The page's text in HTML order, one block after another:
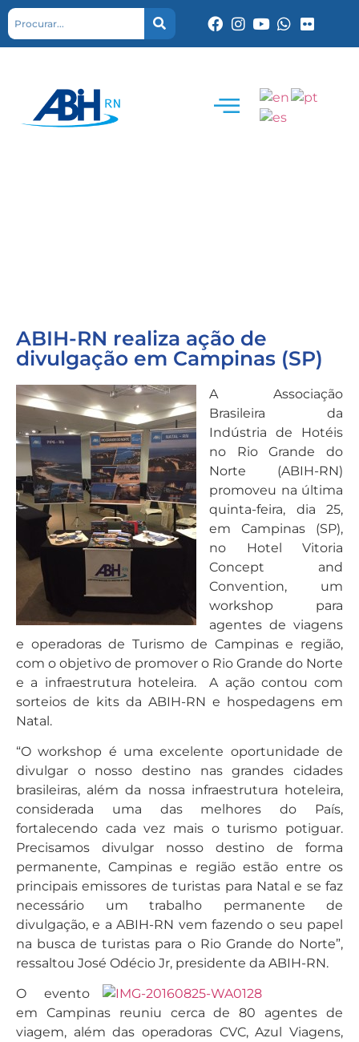
ABIH-RN realiza ação de
divulgação em Campinas (SP)
A Associação
Brasileira da
Indústria de Hotéis
no Rio Grande do
Norte (ABIH-RN)
promoveu na última
quinta-feira, dia 25,
em Campinas (SP),
no Hotel Vitoria
Concept and
Convention, um
workshop para
agentes de viagens
e operadoras de Turismo de Campinas e região,
com o objetivo de promover o Rio Grande do Norte
e a infraestrutura hoteleira. A ação contou com
sorteios de kits da ABIH-RN e hospedagens em
Natal.
“O workshop é uma excelente oportunidade de
divulgar o nosso destino nas grandes cidades
brasileiras, além da nossa infraestrutura hoteleira,
considerada uma das melhores do País,
fortalecendo cada vez mais o turismo potiguar.
Precisamos divulgar nosso destino de forma
permanente, Campinas e região estão entre os
principais emissores de turistas para Natal e se faz
necessário um trabalho permanente de
divulgação, e a ABIH-RN vem fazendo o seu papel
na busca de turistas para o Rio Grande do Norte”,
ressaltou José Odécio Jr, presidente da ABIH-RN.
O evento
em Campinas reuniu cerca de 80 agentes de
viagem, além das operadoras CVC, Azul Viagens,